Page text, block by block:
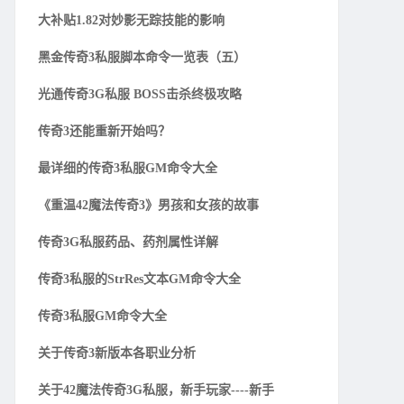
大补贴1.82对妙影无踪技能的影响
黑金传奇3私服脚本命令一览表（五）
光通传奇3G私服 BOSS击杀终极攻略
传奇3还能重新开始吗？
最详细的传奇3私服GM命令大全
《重温42魔法传奇3》男孩和女孩的故事
传奇3G私服药品、药剂属性详解
传奇3私服的StrRes文本GM命令大全
传奇3私服GM命令大全
关于传奇3新版本各职业分析
关于42魔法传奇3G私服，新手玩家----新手